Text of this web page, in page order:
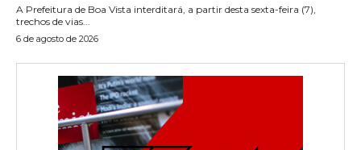
A Prefeitura de Boa Vista interditará, a partir desta sexta-feira (7),
trechos de vias...
6 de agosto de 2026